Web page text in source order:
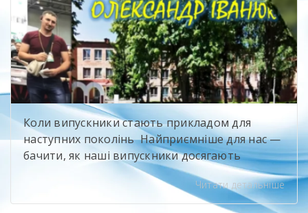
Коли випускники стають прикладом для
наступних поколінь Найприємніше для нас —
бачити, як наші випускники досягають
професійних висот і при цьому не забувають
про свій навчальний заклад. Олександр
Іванюк — випускник будівельного напряму,
Читати детальніше